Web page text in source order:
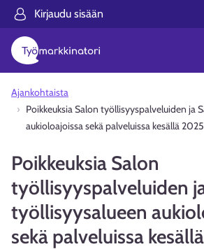
Kirjaudu sisään
Ajankohtaista
Poikkeuksia Salon työllisyyspalveluiden ja
aukioloajoissa sekä palveluissa kesällä 2025
Poikkeuksia Salon
työllisyyspalveluiden
työllisyysalueen
sekä palveluissa